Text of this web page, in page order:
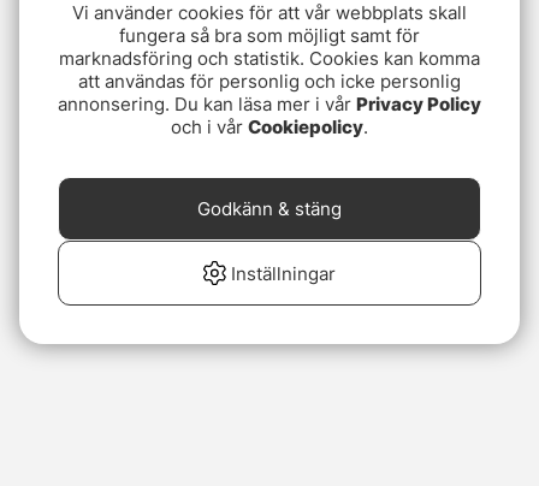
Vi använder cookies för att vår webbplats skall
fungera så bra som möjligt samt för
marknadsföring och statistik. Cookies kan komma
att användas för personlig och icke personlig
annonsering. Du kan läsa mer i vår Privacy Policy
och i vår Cookiepolicy.
Inställningar
Godkänn & stäng